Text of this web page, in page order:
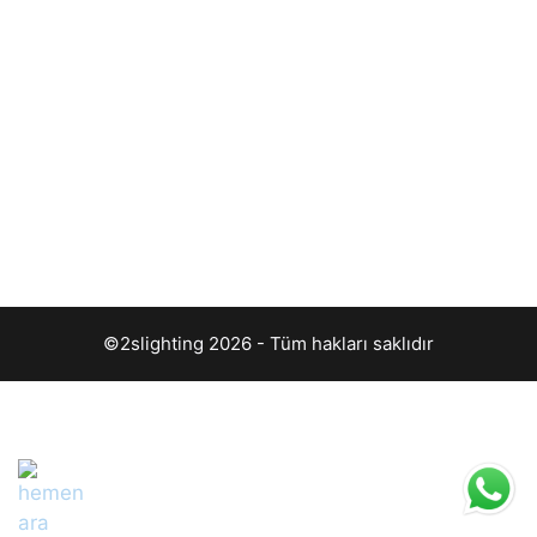
©2slighting 2026 - Tüm hakları saklıdır